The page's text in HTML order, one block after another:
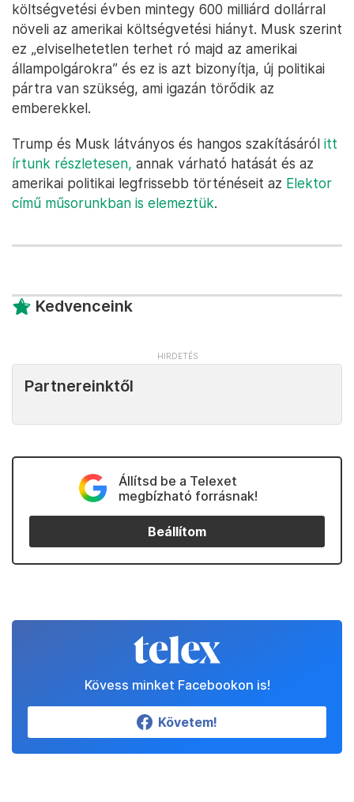
költségvetési évben mintegy 600 milliárd dollárral
növeli az amerikai költségvetési hiányt. Musk szerint
ez „elviselhetetlen terhet ró majd az amerikai
állampolgárokra” és ez is azt bizonyítja, új politikai
pártra van szükség, ami igazán törődik az
emberekkel.
Trump és Musk látványos és hangos szakításáról itt
írtunk részletesen, annak várható hatását és az
amerikai politikai legfrissebb történéseit az Elektor
című műsorunkban is elemeztük.
Kedvenceink
Partnereinktől
Állítsd be a Telexet
megbízható forrásnak!
Beállítom
Kövess minket Facebookon is!
Követem!